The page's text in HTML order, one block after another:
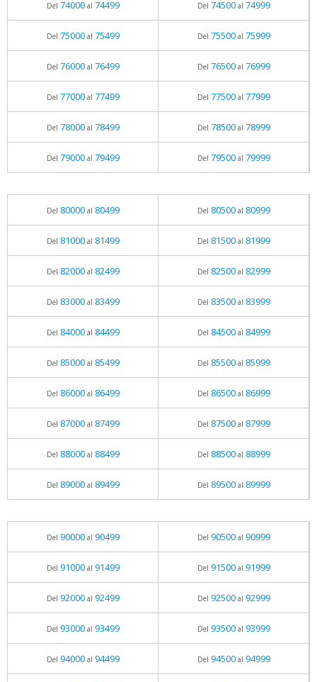
Del 74000al 74499 Del 74500al 74999
Del 75000al 75499 Del 75500al 75999
Del 76000al 76499 Del 76500al 76999
Del 77000al 77499 Del 77500al 77999
Del 78000al 78499 Del 78500al 78999
Del 79000al 79499 Del 79500al 79999
Del 80000al 80499 Del 80500al 80999
Del 81000al 81499 Del 81500al 81999
Del 82000al 82499 Del 82500al 82999
Del 83000al 83499 Del 83500al 83999
Del 84000al 84499 Del 84500al 84999
Del 85000al 85499 Del 85500al 85999
Del 86000al 86499 Del 86500al 86999
Del 87000al 87499 Del 87500al 87999
Del 88000al 88499 Del 88500al 88999
Del 89000al 89499 Del 89500al 89999
Del 90000al 90499 Del 90500al 90999
Del 91000al 91499 Del 91500al 91999
Del 92000al 92499 Del 92500al 92999
Del 93000al 93499 Del 93500al 93999
Del 94000al 94499 Del 94500al 94999